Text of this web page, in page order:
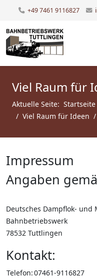
+49 7461 9116827
Viel Raum für
Aktuelle Seite: Startseite
Viel Raum für Ideen
Impressum
Angaben
Deutsches Dampflok-
Bahnbetriebswerk
78532 Tuttlingen
Kontakt:
Telefon:07461-9116827